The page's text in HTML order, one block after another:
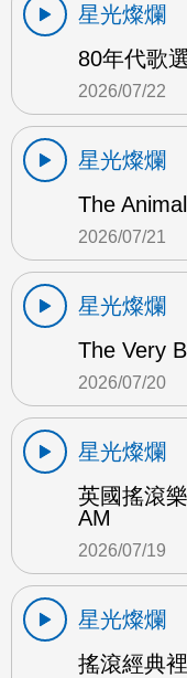
星光燦爛
80年代歌
2026/07/22
星光燦爛
The
2026/07/21
星光燦爛
The Very
2026/07/20
星光燦爛
英國搖滾
AM
2026/07/19
星光燦爛
搖滾經典